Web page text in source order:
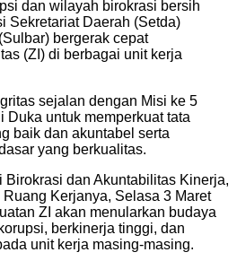
dan wilayah birokrasi bersih
Sekretariat Daerah (Setda)
bergerak cepat
(ZI) di berbagai unit kerja
sejalan dengan Misi ke 5
Duka untuk memperkuat tata
baik dan akuntabel serta
yang berkualitas.
Birokrasi dan Akuntabilitas Kinerja,
Kerjanya, Selasa 3 Maret
ZI akan menularkan budaya
berkinerja tinggi, dan
unit kerja masing-masing.